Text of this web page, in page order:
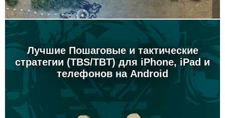
Лучшие Пошаговые и тактические
стратегии (TBS/TBT) для iPhone, iPad и
телефонов на Android